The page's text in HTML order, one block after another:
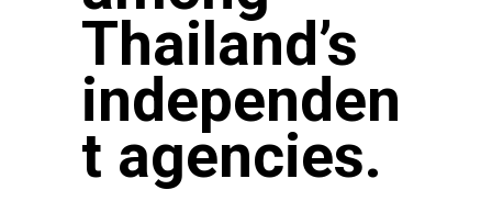
Thailand’s
independen
t agencies.